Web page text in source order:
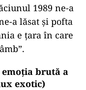
1989 ne-a
a lăsat și pofta
e țara în care
brută a
exotic)